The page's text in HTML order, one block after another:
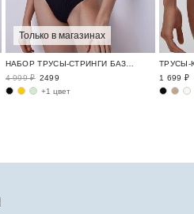
Только в магазинах
4 999 ₽ 2499
+1 цвет
1 699 ₽